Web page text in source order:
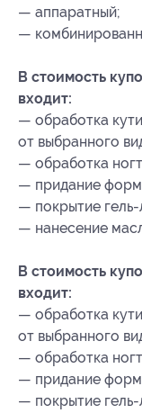
— аппаратный;
—
В стоимость
входит:
— обработка
от выбранного
— обработка
— придание
— покрытие
— нанесение
В стоимость
входит:
— обработка
от выбранного
— обработка
— придание
— покрытие